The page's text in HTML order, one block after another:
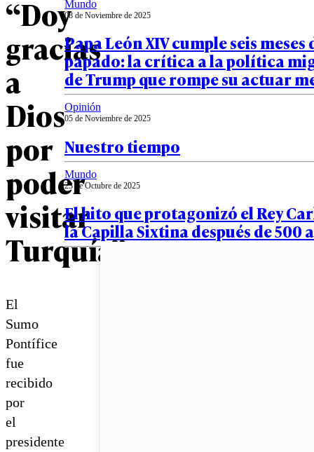
“Doy
gracias
a
Dios
por
poder
visitar
Turquía”
El
Sumo
Pontífice
fue
recibido
por
el
presidente
Mundo
08 de Noviembre de 2025
Papa León XIV cumple seis meses
papado: la crítica a la política
de Trump que rompe su actuar
Opinión
05 de Noviembre de 2025
Nuestro tiempo
Mundo
23 de Octubre de 2025
El hito que protagonizó el Rey
la Capilla Sixtina después de 500